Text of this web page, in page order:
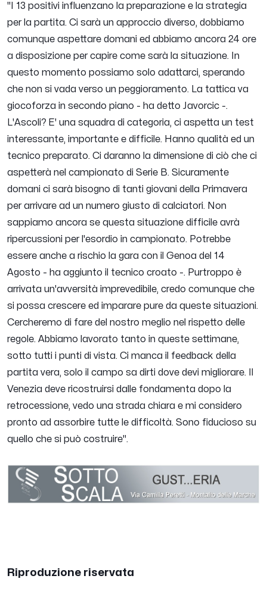
" I 13 positivi influenzano la preparazione e la strategia
per la partita. Ci sarà un approccio diverso, dobbiamo
comunque aspettare domani ed abbiamo ancora 24 ore
a disposizione per capire come sarà la situazione. In
questo momento possiamo solo adattarci, sperando
che non si vada verso un peggioramento. La tattica va
giocoforza in secondo piano - ha detto Javorcic -.
L'Ascoli? E' una squadra di categoria, ci aspetta un test
interessante, importante e difficile. Hanno qualità ed un
tecnico preparato. Ci daranno la dimensione di ciò che ci
aspetterà nel campionato di Serie B. Sicuramente
domani ci sarà bisogno di tanti giovani della Primavera
per arrivare ad un numero giusto di calciatori. Non
sappiamo ancora se questa situazione difficile avrà
ripercussioni per l'esordio in campionato. Potrebbe
essere anche a rischio la gara con il Genoa del 14
Agosto - ha aggiunto il tecnico croato -. Purtroppo è
arrivata un'avversità imprevedibile, credo comunque che
si possa crescere ed imparare pure da queste situazioni.
Cercheremo di fare del nostro meglio nel rispetto delle
regole. Abbiamo lavorato tanto in queste settimane,
sotto tutti i punti di vista. Ci manca il feedback della
partita vera, solo il campo sa dirti dove devi migliorare. Il
Venezia deve ricostruirsi dalle fondamenta dopo la
retrocessione, vedo una strada chiara e mi considero
pronto ad assorbire tutte le difficoltà. Sono fiducioso su
quello che si può costruire".
Riproduzione riservata